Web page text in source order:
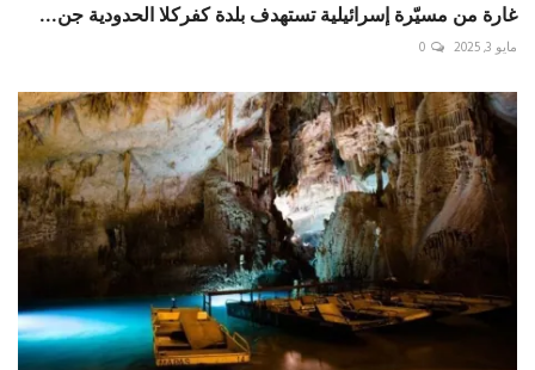
غارة من مسيّرة إسرائيلية تستهدف بلدة كفركلا الحدودية جن...
مايو 3, 2025 0